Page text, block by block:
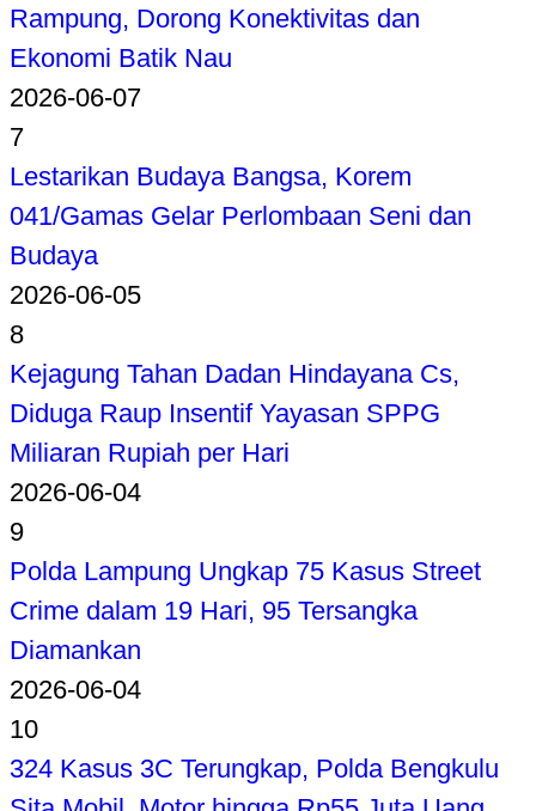
Rampung, Dorong Konektivitas dan
Ekonomi Batik Nau
2026-06-07
7
Lestarikan Budaya Bangsa, Korem
041/Gamas Gelar Perlombaan Seni dan
Budaya
2026-06-05
8
Kejagung Tahan Dadan Hindayana Cs,
Diduga Raup Insentif Yayasan SPPG
Miliaran Rupiah per Hari
2026-06-04
9
Polda Lampung Ungkap 75 Kasus Street
Crime dalam 19 Hari, 95 Tersangka
Diamankan
2026-06-04
10
324 Kasus 3C Terungkap, Polda Bengkulu